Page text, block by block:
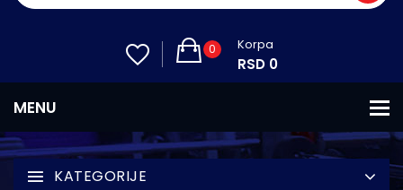
0 Korpa
RSD 0
KATEGORIJE